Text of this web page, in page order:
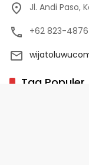
Jl. Andi Paso,
+62 823-
Tag Populer